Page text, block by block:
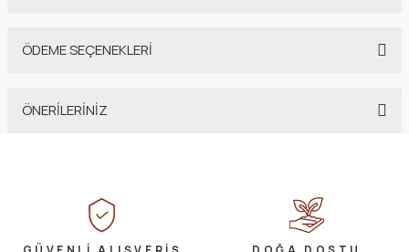
Bu ürüne ilk yorumu siz yapın!
ÖDEME SEÇENEKLERİ
ÖNERİLERİNİZ
Görüş ve önerileriniz için teşekkür ederiz.
Ürün resmi kalitesiz, bozuk veya görüntülenemiyor.